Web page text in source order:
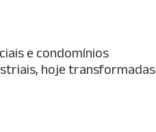
e condomínios
hoje transformadas